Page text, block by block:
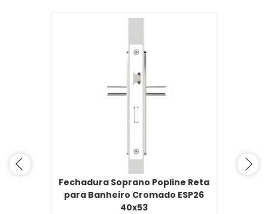
Fechadura Soprano Popline Reta
para Banheiro Cromado ESP26
40x53